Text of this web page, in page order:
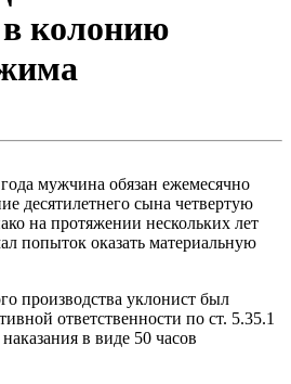
в колонию
мужчина обязан ежемесячно
десятилетнего сына четвертую
на протяжении нескольких лет
попыток оказать материальную
производства уклонист был
ответственности по ст. 5.35.1
в виде 50 часов